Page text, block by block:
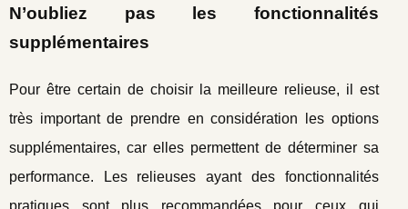
N’oubliez pas les fonctionnalités
supplémentaires
Pour être certain de choisir la meilleure relieuse, il est
très important de prendre en considération les options
supplémentaires, car elles permettent de déterminer sa
performance. Les relieuses ayant des fonctionnalités